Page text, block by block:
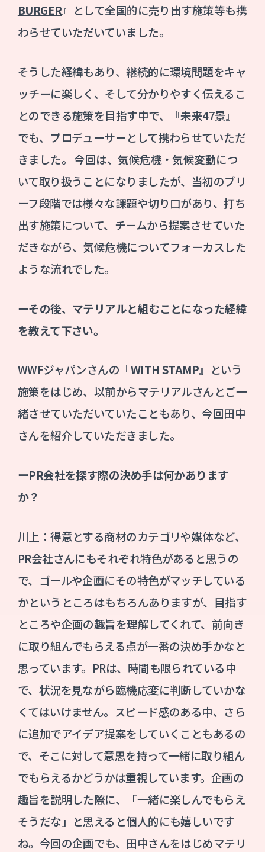
BURGER』として全国的に売り出す施策等も携
わらせていただいていました。
そうした経緯もあり、継続的に環境問題をキャ
ッチーに楽しく、そして分かりやすく伝えるこ
とのできる施策を目指す中で、『未来47景』
でも、プロデューサーとして携わらせていただ
きました。 今回は、気候危機・気候変動につ
いて取り扱うことになりましたが、当初のブリ
ーフ段階では様々な課題や切り口があり、打ち
出す施策について、チームから提案させていた
だきながら、気候危機についてフォーカスした
ような流れでした。
ーその後、マテリアルと組むことになった経緯
を教えて下さい。
WWFジャパンさんの『WITH STAMP』という
施策をはじめ、以前からマテリアルさんとご一
緒させていただいていたこともあり、今回田中
さんを紹介していただきました。
ーPR会社を探す際の決め手は何かあります
か？
川上：得意とする商材のカテゴリや媒体など、
PR会社さんにもそれぞれ特色があると思うの
で、ゴールや企画にその特色がマッチしている
かというところはもちろんありますが、目指す
ところや企画の趣旨を理解してくれて、前向き
に取り組んでもらえる点が一番の決め手かなと
思っています。PRは、時間も限られている中
で、状況を見ながら臨機応変に判断していかな
くてはいけません。スピード感のある中、さら
に追加でアイデア提案をしていくこともあるの
で、そこに対して意思を持って一緒に取り組ん
でもらえるかどうかは重視しています。企画の
趣旨を説明した際に、「一緒に楽しんでもらえ
そうだな」と思えると個人的にも嬉しいです
ね。今回の企画でも、田中さんをはじめマテリ